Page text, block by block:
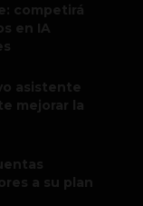
competirá
en IA
asistente
mejorar la
a su plan